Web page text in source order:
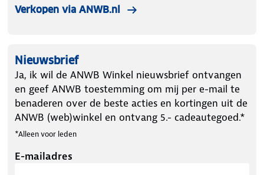
Verkopen via ANWB.nl
Nieuwsbrief
Ja, ik wil de ANWB Winkel nieuwsbrief ontvangen
en geef ANWB toestemming om mij per e-mail te
benaderen over de beste acties en kortingen uit de
ANWB (web)winkel en ontvang 5.- cadeautegoed.*
*Alleen voor leden
E-mailadres